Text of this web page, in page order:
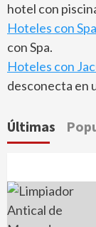
hotel con
Hoteles con Spa
con Spa.
Hoteles con
desconecta en
Últimas